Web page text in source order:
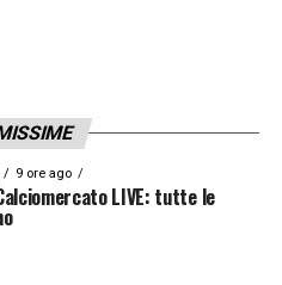
90% al campo. Ora
è una squadra molto
piena di gol.
partita».
9 ore ago
LIVE: tutte le